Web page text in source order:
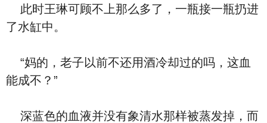
此时王琳可顾不上那么多了，一瓶接一瓶扔进
了水缸中。
“妈的，老子以前不还用酒冷却过的吗，这血
能成不？”
深蓝色的血液并没有象清水那样被蒸发掉，而